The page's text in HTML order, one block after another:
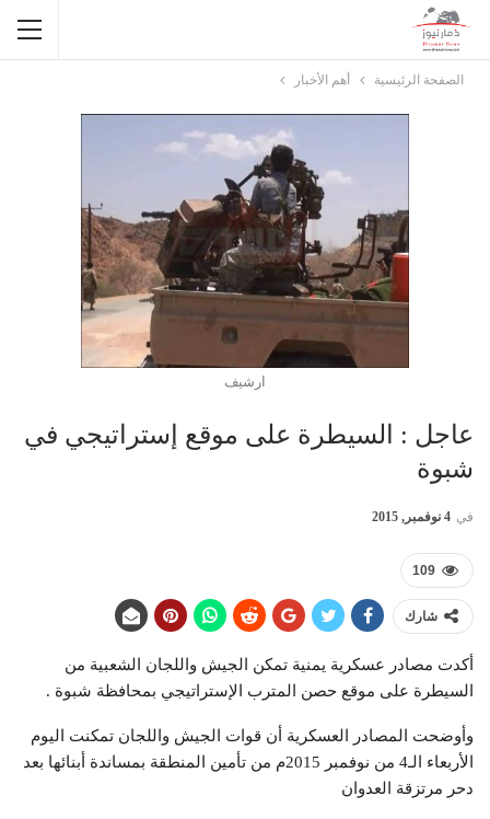
الصفحة الرئيسية أهم الأخبار
ارشيف
عاجل : السيطرة على موقع إستراتيجي في
شبوة
في 4 نوفمبر, 2015
109
شارك
أكدت مصادر عسكرية يمنية تمكن الجيش واللجان الشعبية من
السيطرة على موقع حصن المترب الإستراتيجي بمحافظة شبوة .
وأوضحت المصادر العسكرية أن قوات الجيش واللجان تمكنت اليوم
الأربعاء الـ4 من نوفمبر 2015م من تأمين المنطقة بمساندة أبنائها بعد
دحر مرتزقة العدوان